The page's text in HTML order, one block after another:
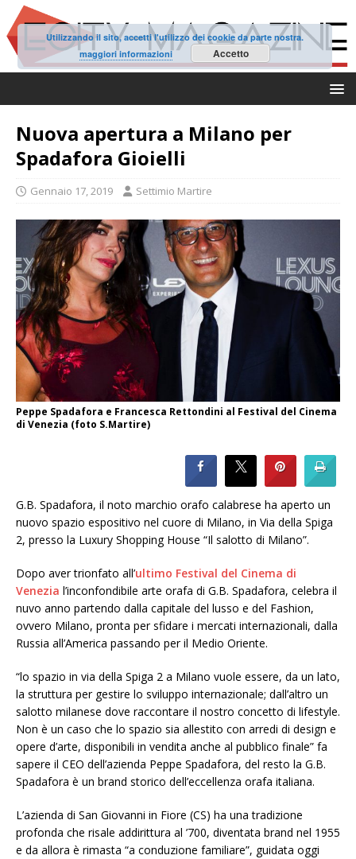
Nuova apertura a Milano per
Spadafora Gioielli
Gennaio 17, 2019 Settimio Martire
Peppe Spadafora e Francesca Rettondini al Festival del Cinema
di Venezia (foto S.Martire)
G.B. Spadafora, il noto marchio orafo calabrese ha aperto un
nuovo spazio espositivo nel cuore di Milano, in Via della Spiga
2, presso la Luxury Shopping House “Il salotto di Milano”.
Dopo aver trionfato all’ultimo Festival del Cinema di
Venezia l’inconfondibile arte orafa di G.B. Spadafora, celebra il
nuvo anno partendo dalla capitale del lusso e del Fashion,
ovvero Milano, pronta per sfidare i mercati internazionali, dalla
Russia all’America passando per il Medio Oriente.
“lo spazio in via della Spiga 2 a Milano vuole essere, da un lato,
la struttura per gestire lo sviluppo internazionale; dall’altro un
salotto milanese dove raccontare il nostro concetto di lifestyle.
Non è un caso che lo spazio sia allestito con arredi di design e
opere d’arte, disponibili in vendita anche al pubblico finale” fa
sapere il CEO dell’azienda Peppe Spadafora, del resto la G.B.
Spadafora è un brand storico dell’eccellenza orafa italiana.
L’azienda di San Giovanni in Fiore (CS) ha una tradizione
profonda che risale addirittura al ’700, diventata brand nel 1955
e da allora è rimasta “a conduzione familiare”, guidata oggi
Utilizzando il sito, accetti l'utilizzo dei cookie da parte nostra.
maggiori informazioni
Accetto